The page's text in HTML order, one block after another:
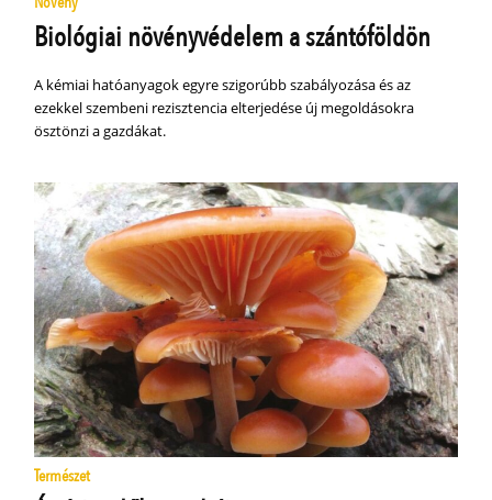
Biológiai növényvédelem a szántóföldön
A kémiai hatóanyagok egyre szigorúbb szabályozása és az
ezekkel szembeni rezisztencia elterjedése új megoldásokra
ösztönzi a gazdákat.
Természet